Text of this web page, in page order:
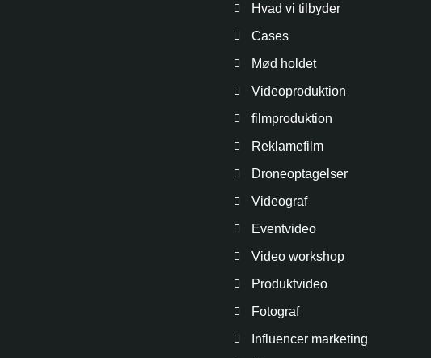
Hvad vi tilbyder
Cases
Mød holdet
Videoproduktion
filmproduktion
Reklamefilm
Droneoptagelser
Videograf
Eventvideo
Video workshop
Produktvideo
Fotograf
Influencer marketing